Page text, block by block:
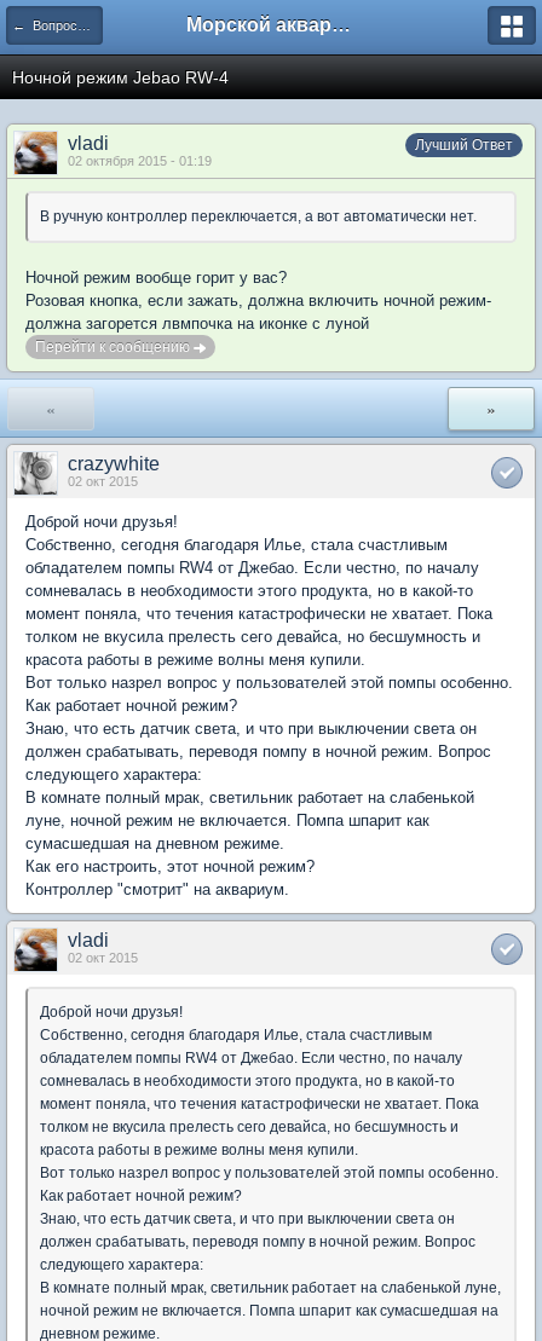
← Вопросы новичков Морской аквариум. Форумы ReefCentral.ru
Ночной режим Jebao RW-4
Лучший Ответ
vladi
02 октября 2015 - 01:19
В ручную контроллер переключается, а вот автоматически нет.
Ночной режим вообще горит у вас?
Розовая кнопка, если зажать, должна включить ночной режим-
должна загорется лвмпочка на иконке с луной
Перейти к сообщению
« »
crazywhite
02 окт 2015
Доброй ночи друзья!
Собственно, сегодня благодаря Илье, стала счастливым
обладателем помпы RW4 от Джебао. Если честно, по началу
сомневалась в необходимости этого продукта, но в какой-то
момент поняла, что течения катастрофически не хватает. Пока
толком не вкусила прелесть сего девайса, но бесшумность и
красота работы в режиме волны меня купили.
Вот только назрел вопрос у пользователей этой помпы особенно.
Как работает ночной режим?
Знаю, что есть датчик света, и что при выключении света он
должен срабатывать, переводя помпу в ночной режим. Вопрос
следующего характера:
В комнате полный мрак, светильник работает на слабенькой
луне, ночной режим не включается. Помпа шпарит как
сумасшедшая на дневном режиме.
Как его настроить, этот ночной режим?
Контроллер "смотрит" на аквариум.
vladi
02 окт 2015
Доброй ночи друзья!
Собственно, сегодня благодаря Илье, стала счастливым
обладателем помпы RW4 от Джебао. Если честно, по началу
сомневалась в необходимости этого продукта, но в какой-то
момент поняла, что течения катастрофически не хватает. Пока
толком не вкусила прелесть сего девайса, но бесшумность и
красота работы в режиме волны меня купили.
Вот только назрел вопрос у пользователей этой помпы особенно.
Как работает ночной режим?
Знаю, что есть датчик света, и что при выключении света он
должен срабатывать, переводя помпу в ночной режим. Вопрос
следующего характера:
В комнате полный мрак, светильник работает на слабенькой луне,
ночной режим не включается. Помпа шпарит как сумасшедшая на
дневном режиме.